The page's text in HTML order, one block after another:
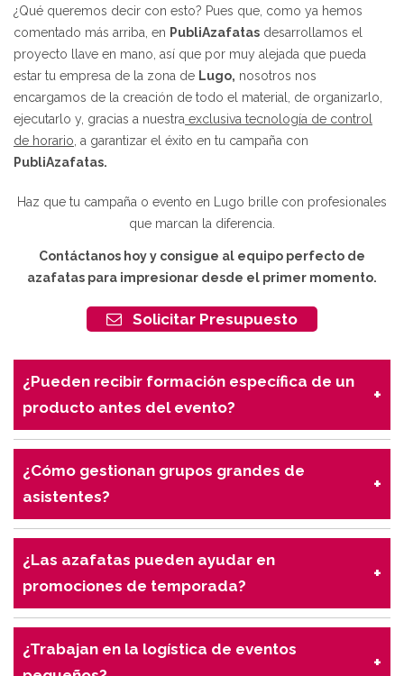
¿Qué queremos decir con esto? Pues que, como ya hemos
comentado más arriba, en PubliAzafatas desarrollamos el
proyecto llave en mano, así que por muy alejada que pueda
estar tu empresa de la zona de Lugo, nosotros nos
encargamos de la creación de todo el material, de organizarlo,
ejecutarlo y, gracias a nuestra exclusiva tecnología de control
de horario, a garantizar el éxito en tu campaña con
PubliAzafatas.
Haz que tu campaña o evento en Lugo brille con profesionales
que marcan la diferencia.
Contáctanos hoy y consigue al equipo perfecto de
azafatas para impresionar desde el primer momento.
Solicitar Presupuesto
¿Pueden recibir formación específica de un
producto antes del evento?
Sí, ofrecemos sesiones de formación para que las
azafatas conozcan el producto o servicio y puedan
¿Cómo gestionan grupos grandes de
asistentes?
Nuestro personal está entrenado en manejo de
multitudes, garantizando seguridad y organización
¿Las azafatas pueden ayudar en
promociones de temporada?
Sí, adaptamos estrategias de promoción según
temporada, campaña y negocio, asegurando un
¿Trabajan en la logística de eventos